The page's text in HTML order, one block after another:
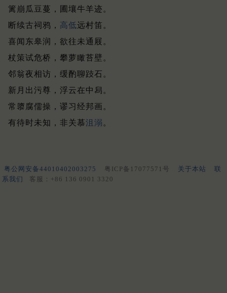
篱崩瓜豆蔓，圃壤牛羊迹。
断续古祠鸦， 高低远村笛。
喜闻东皋润，欲往未通屐。
杖策试危桥，攀萝瞰苔壁。
邻翁夜相访，缓酌聊跂石。
新月出污尊，浮云在中舄。
常隳腐儒操，谬习经邦画。
有待时未知，非关慕沮溺 。
粤公网安备44010402003275 粤ICP备17077571号 关于本站
联
系我们
客服：+86 136 0901 3320